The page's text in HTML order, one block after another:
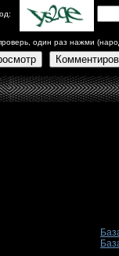
один раз нажми